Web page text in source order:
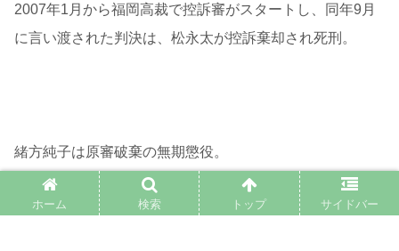
2007年1月から福岡高裁で控訴審がスタートし、同年9月
に言い渡された判決は、松永太が控訴棄却され死刑。
緒方純子は原審破棄の無期懲役。
ホーム 検索 トップ サイドバー